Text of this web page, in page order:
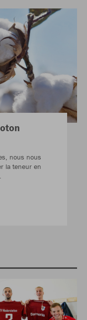
nous nous
la teneur en